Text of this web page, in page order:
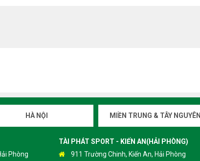
HÀ NỘI MIỀN TRUNG & TÂY NGUYÊN
Phòng
TÀI PHÁT SPORT - KIẾN AN(HẢI PHÒNG)
911 Trường Chinh, Kiến An, Hải Phòng